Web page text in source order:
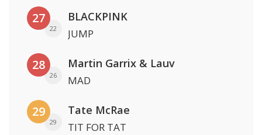
27
22
BLACKPINK
JUMP
28
26
Martin Garrix & Lauv
MAD
29
29
Tate McRae
TIT FOR TAT